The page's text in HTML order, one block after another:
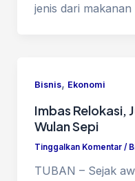
jenis dari
Bisnis, Ekonomi
Imbas Relokasi,
Wulan Sepi
Tinggalkan Komentar /
TUBAN – Sejak